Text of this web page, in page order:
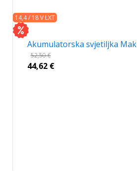
14,4 / 18 V LXT
Akumulatorska svjetiljka
52,50€
44,62 €